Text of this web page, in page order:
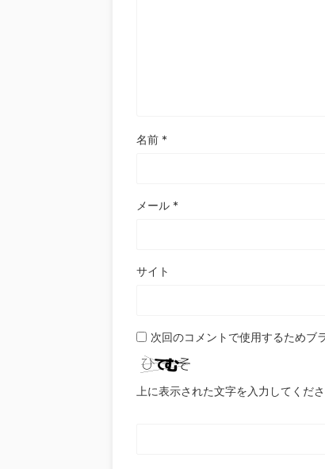
名前 *
メール *
サイト
次回のコメントで使用するためブ
上に表示された文字を入力してくださ